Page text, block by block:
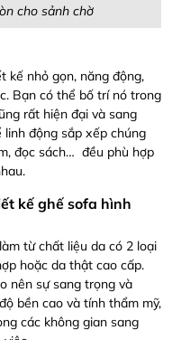
cho sảnh chờ
kế nhỏ gọn, năng động,
Bạn có thể bố trí nó trong
rất hiện đại và sang
động sắp xếp chúng
đọc sách… đều phù hợp
kế ghế sofa hình
từ chất liệu da có 2 loại
hoặc da thật cao cấp.
nên sự sang trọng và
bền cao và tính thẩm mỹ,
các không gian sang